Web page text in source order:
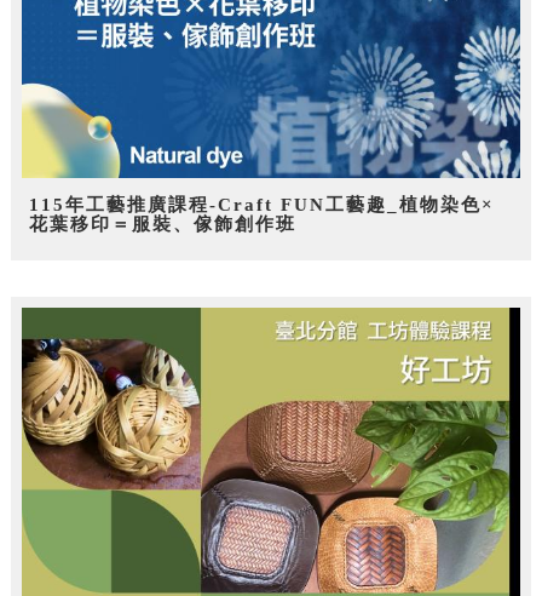
115年工藝推廣課程-Craft FUN工藝趣_植物染色×
花葉移印＝服裝、傢飾創作班